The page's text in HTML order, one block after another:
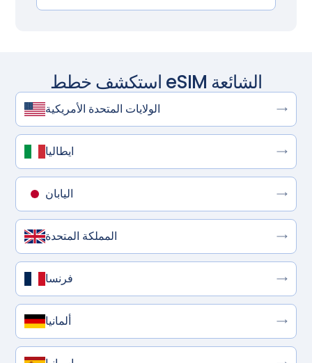
استكشف خطط eSIM الشائعة
الولايات المتحدة الأمريكية
ايطاليا
اليابان
المملكة المتحدة
فرنسا
ألمانيا